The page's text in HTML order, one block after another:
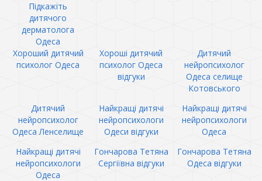
Підкажіть
дитячого
дерматолога
Одеса
Хороший дитячий
психолог Одеса
Хороші дитячий
психолог Одеса
відгуки
Дитячий
нейропсихолог
Одеса селище
Котовського
Дитячий
нейропсихолог
Одеса Ленселище
Найкращі дитячі
нейропсихологи
Одеси відгуки
Найкращі дитячі
нейропсихологи
Одеса
Найкращі дитячі
нейропсихологи
Одеса
Гончарова Тетяна
Сергіївна відгуки
Гончарова Тетяна
Одеса відгуки